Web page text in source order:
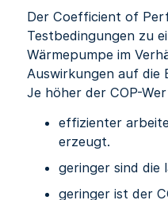
Der Coefficient of
Testbedingungen zu
Wärmepumpe im
Auswirkungen auf die
Je höher der COP-
effizienter
erzeugt.
geringer sind die
geringer ist der